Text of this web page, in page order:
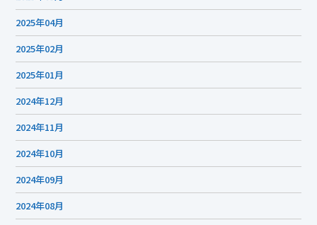
2025年04月
2025年02月
2025年01月
2024年12月
2024年11月
2024年10月
2024年09月
2024年08月